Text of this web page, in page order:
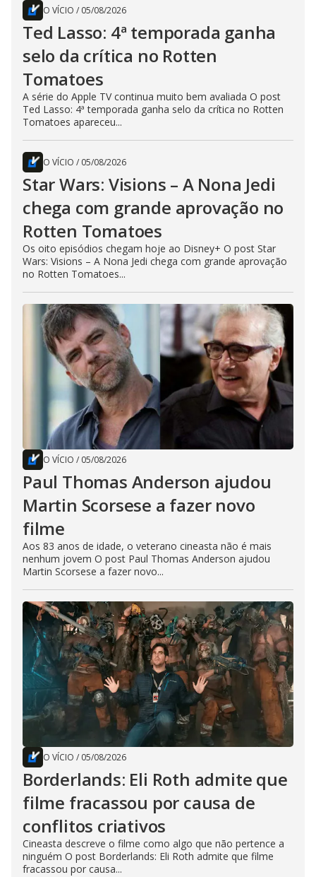
O VÍCIO / 05/08/2026
Ted Lasso: 4ª temporada ganha
selo da crítica no Rotten
Tomatoes
A série do Apple TV continua muito bem avaliada O post
Ted Lasso: 4ª temporada ganha selo da crítica no Rotten
Tomatoes apareceu...
O VÍCIO / 05/08/2026
Star Wars: Visions – A Nona Jedi
chega com grande aprovação no
Rotten Tomatoes
Os oito episódios chegam hoje ao Disney+ O post Star
Wars: Visions – A Nona Jedi chega com grande aprovação
no Rotten Tomatoes...
O VÍCIO / 05/08/2026
Paul Thomas Anderson ajudou
Martin Scorsese a fazer novo
filme
Aos 83 anos de idade, o veterano cineasta não é mais
nenhum jovem O post Paul Thomas Anderson ajudou
Martin Scorsese a fazer novo...
O VÍCIO / 05/08/2026
Borderlands: Eli Roth admite que
filme fracassou por causa de
conflitos criativos
Cineasta descreve o filme como algo que não pertence a
ninguém O post Borderlands: Eli Roth admite que filme
fracassou por causa...